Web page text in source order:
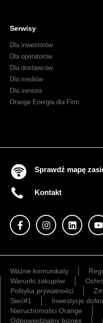
Serwisy
Dla inwestorów
Dla operatorów
Dla dostawców
Dla mediów
Dla seniora
Orange Energia dla Firm
Sprawdź mapę
Kontakt
Ważne komunikaty
Warunki zakupów
Polityka prywatności
Sieć#1
Inwestycje
Nieruchomości Orange
Odpowiedzialny biznes